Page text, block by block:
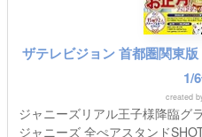
ザテレビジョン 首都圏関東
1/
created
ジャニーズリアル王子様降臨グ
ジャニーズ 全ぺアスタンド